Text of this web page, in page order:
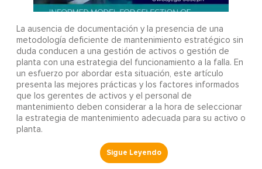
La ausencia de documentación y la presencia de una
metodología deficiente de mantenimiento estratégico sin
duda conducen a una gestión de activos o gestión de
planta con una estrategia del funcionamiento a la falla. En
un esfuerzo por abordar esta situación, este artículo
presenta las mejores prácticas y los factores informados
que los gerentes de activos y el personal de
mantenimiento deben considerar a la hora de seleccionar
la estrategia de mantenimiento adecuada para su activo o
planta.